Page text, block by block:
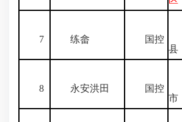
7 练畲 国控
县
8 永安洪田 国控
市